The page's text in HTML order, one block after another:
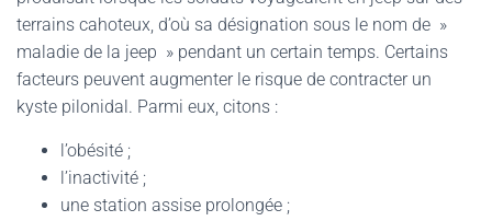
terrains cahoteux, d’où sa désignation sous le nom de »
maladie de la jeep » pendant un certain temps. Certains
facteurs peuvent augmenter le risque de contracter un
kyste pilonidal. Parmi eux, citons :
l’obésité ;
l’inactivité ;
une station assise prolongée ;